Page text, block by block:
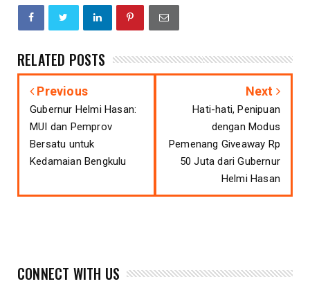
RELATED POSTS
Previous
Gubernur Helmi Hasan:
MUI dan Pemprov
Bersatu untuk
Kedamaian Bengkulu
Next
Hati-hati, Penipuan
dengan Modus
Pemenang Giveaway Rp
50 Juta dari Gubernur
Helmi Hasan
CONNECT WITH US